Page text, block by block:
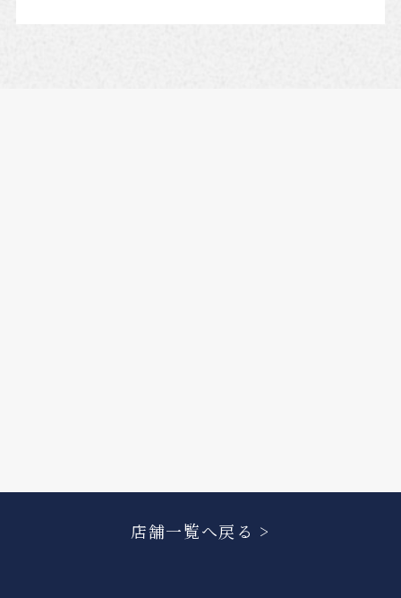
店舗一覧へ戻る >